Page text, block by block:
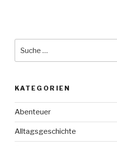
nach:
KATEGORIEN
Abenteuer
Alltagsgeschichte